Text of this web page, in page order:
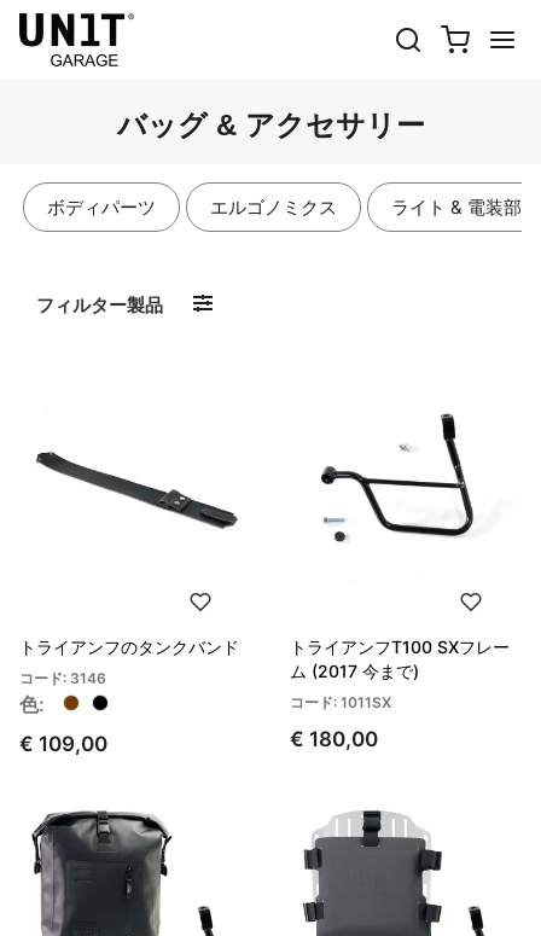
バッグ & アクセサリー
ボディパーツ エルゴノミクス ライト & 電装部品
フィルター製品
トライアンフのタンクバンド
コード: 3146
色:
€ 109,00
トライアンフT100 SXフレー
ム (2017 今まで)
コード: 1011SX
€ 180,00